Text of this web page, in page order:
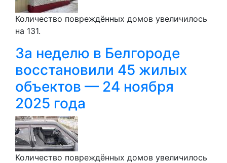
Количество повреждённых домов увеличилось
на 131.
За неделю в Белгороде
восстановили 45 жилых
объектов — 24 ноября
2025 года
Количество повреждённых домов увеличилось